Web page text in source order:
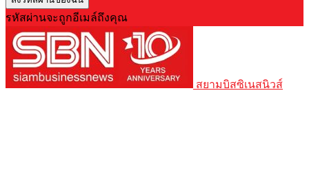
รหัสผ่านจะถูกอีเมล์ถึงคุณ
สยามบิสซิเนสนิวส์